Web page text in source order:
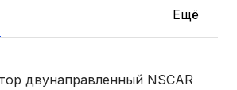
Ещё
двунаправленный NSCAR